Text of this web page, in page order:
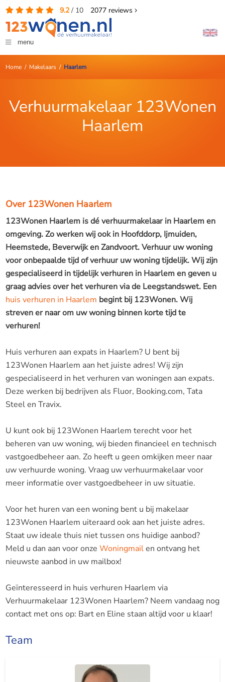
9.2/ 10 2077reviews
menu
Home/ Makelaars/ Haarlem
Verhuurmakelaar 123Wonen
Haarlem
Over 123Wonen Haarlem
123Wonen Haarlem is dé verhuurmakelaar in Haarlem en
omgeving. Zo werken wij ook in Hoofddorp, Ijmuiden,
Heemstede, Beverwijk en Zandvoort. Verhuur uw woning
voor onbepaalde tijd of verhuur uw woning tijdelijk. Wij zijn
gespecialiseerd in tijdelijk verhuren in Haarlem en geven u
graag advies over het verhuren via de Leegstandswet. Een
huis verhuren in Haarlem begint bij 123Wonen. Wij
streven er naar om uw woning binnen korte tijd te
verhuren!
Huis verhuren aan expats in Haarlem? U bent bij
123Wonen Haarlem aan het juiste adres! Wij zijn
gespecialiseerd in het verhuren van woningen aan expats.
Deze werken bij bedrijven als Fluor, Booking.com, Tata
Steel en Travix.
U kunt ook bij 123Wonen Haarlem terecht voor het
beheren van uw woning, wij bieden financieel en technisch
vastgoedbeheer aan. Zo heeft u geen omkijken meer naar
uw verhuurde woning. Vraag uw verhuurmakelaar voor
meer informatie over vastgoedbeheer in uw situatie.
Voor het huren van een woning bent u bij makelaar
123Wonen Haarlem uiteraard ook aan het juiste adres.
Staat uw ideale thuis niet tussen ons huidige aanbod?
Meld u dan aan voor onze Woningmailen ontvang het
nieuwste aanbod in uw mailbox!
Geïnteresseerd in huis verhuren Haarlem via
Verhuurmakelaar 123Wonen Haarlem? Neem vandaag nog
contact met ons op: Bart en Eline staan altijd voor u klaar!
Team